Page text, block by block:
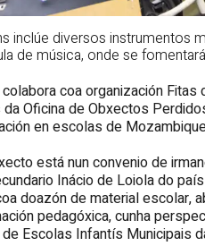
inclúe diversos instrumentos
de música, onde se
coa organización
Oficina de Obxectos
en escolas de
está nun convenio de
Inácio de Loiola do
doazón de material escolar,
pedagóxica, cunha
Escolas Infantís Municipais